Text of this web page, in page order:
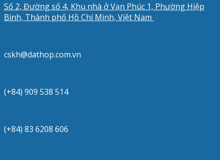
Số 2, Đường số 4, Khu nhà ở Vạn Phúc 1, Phường Hiệp
Bình, Thành phố Hồ Chí Minh, Việt Nam
cskh@dathop.com.vn
(+84) 909 538 514
(+84) 83 6208 606